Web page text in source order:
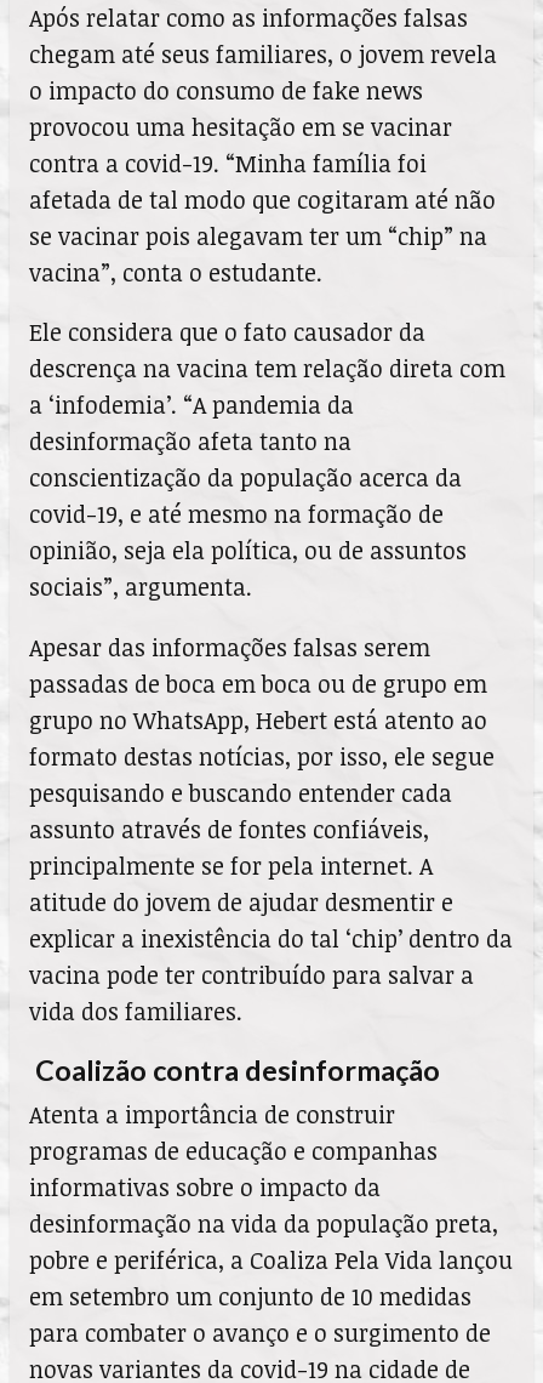
Após relatar como as informações falsas
chegam até seus familiares, o jovem revela
o impacto do consumo de fake news
provocou uma hesitação em se vacinar
contra a covid-19. “Minha família foi
afetada de tal modo que cogitaram até não
se vacinar pois alegavam ter um “chip” na
vacina”, conta o estudante.
Ele considera que o fato causador da
descrença na vacina tem relação direta com
a ‘infodemia’. “A pandemia da
desinformação afeta tanto na
conscientização da população acerca da
covid-19, e até mesmo na formação de
opinião, seja ela política, ou de assuntos
sociais”, argumenta.
Apesar das informações falsas serem
passadas de boca em boca ou de grupo em
grupo no WhatsApp, Hebert está atento ao
formato destas notícias, por isso, ele segue
pesquisando e buscando entender cada
assunto através de fontes confiáveis,
principalmente se for pela internet. A
atitude do jovem de ajudar desmentir e
explicar a inexistência do tal ‘chip’ dentro da
vacina pode ter contribuído para salvar a
vida dos familiares.
Coalizão contra desinformação
Atenta a importância de construir
programas de educação e companhas
informativas sobre o impacto da
desinformação na vida da população preta,
pobre e periférica, a Coaliza Pela Vida lançou
em setembro um conjunto de 10 medidas
para combater o avanço e o surgimento de
novas variantes da covid-19 na cidade de